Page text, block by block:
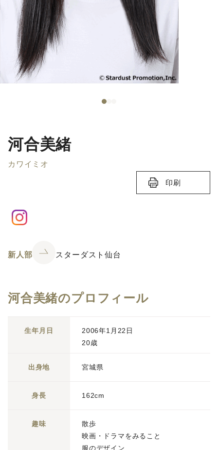
河合美緒
カワイミオ
印刷
新人部 スターダスト仙台
河合美緒のプロフィール
生年月日
2006年1月22日
20歳
出身地 宮城県
身長 162cm
趣味
散歩
映画・ドラマをみること
服のデザイン